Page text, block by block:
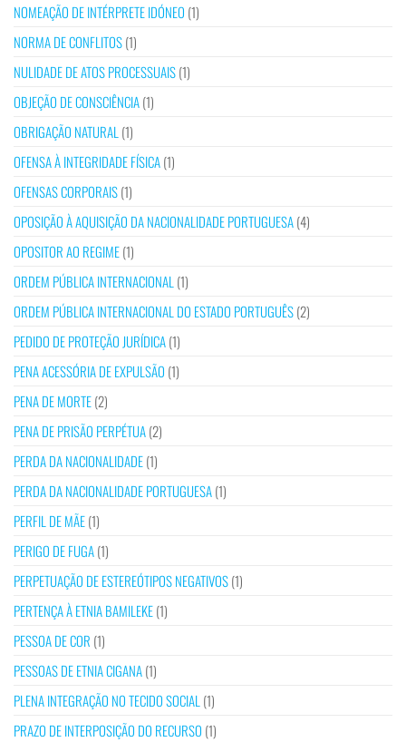
NOMEAÇÃO DE INTÉRPRETE IDÓNEO (1)
NORMA DE CONFLITOS(1)
NULIDADE DE ATOS PROCESSUAIS(1)
OBJEÇÃO DE CONSCIÊNCIA(1)
OBRIGAÇÃO NATURAL(1)
OFENSA À INTEGRIDADE FÍSICA(1)
OFENSAS CORPORAIS(1)
OPOSIÇÃO À AQUISIÇÃO DA NACIONALIDADE PORTUGUESA(4)
OPOSITOR AO REGIME(1)
ORDEM PÚBLICA INTERNACIONAL(1)
ORDEM PÚBLICA INTERNACIONAL DO ESTADO PORTUGUÊS(2)
PEDIDO DE PROTEÇÃO JURÍDICA(1)
PENA ACESSÓRIA DE EXPULSÃO (1)
PENA DE MORTE(2)
PENA DE PRISÃO PERPÉTUA(2)
PERDA DA NACIONALIDADE(1)
PERDA DA NACIONALIDADE PORTUGUESA(1)
PERFIL DE MÃE(1)
PERIGO DE FUGA(1)
PERPETUAÇÃO DE ESTEREÓTIPOS NEGATIVOS(1)
PERTENÇA À ETNIA BAMILEKE(1)
PESSOA DE COR (1)
PESSOAS DE ETNIA CIGANA(1)
PLENA INTEGRAÇÃO NO TECIDO SOCIAL(1)
PRAZO DE INTERPOSIÇÃO DO RECURSO (1)